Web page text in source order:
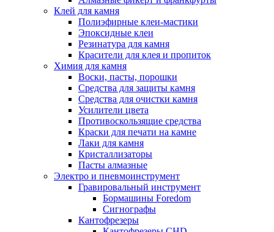
Клей для камня
Полиэфирные клеи-мастики
Эпоксидные клеи
Резинатура для камня
Красители для клея и пропиток
Химия для камня
Воски, пасты, порошки
Средства для защиты камня
Средства для очистки камня
Усилители цвета
Противоскользящие средства
Краски для печати на камне
Лаки для камня
Кристаллизаторы
Пасты алмазные
Электро и пневмоинструмент
Гравировальный инструмент
Бормашины Foredom
Сигнографы
Кантофрезеры